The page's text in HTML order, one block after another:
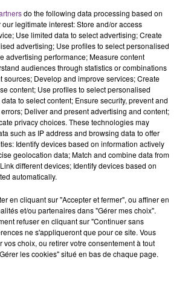
DE REIMS FERME
institutions du centre-ville
JouéClub est contraint de
do the following data processing based on
legitimate interest: Store and/or access
Use limited data to select advertising; Create
advertising; Use profiles to select personalised
advertising performance; Measure content
audiences through statistics or combinations
sources; Develop and improve services; Create
content; Use profiles to select personalised
to select content; Ensure security, prevent and
Deliver and present advertising and content;
privacy choices. These technologies may
such as IP address and browsing data to offer
Identify devices based on information actively
geolocation data; Match and combine data from
different devices; Identify devices based on
automatically.
en cliquant sur "Accepter et fermer", ou affiner en
et/ou partenaires dans "Gérer mes choix".
refuser en cliquant sur "Continuer sans
ne s'appliqueront que pour ce site. Vous
vos choix, ou retirer votre consentement à tout
les cookies" situé en bas de chaque page.